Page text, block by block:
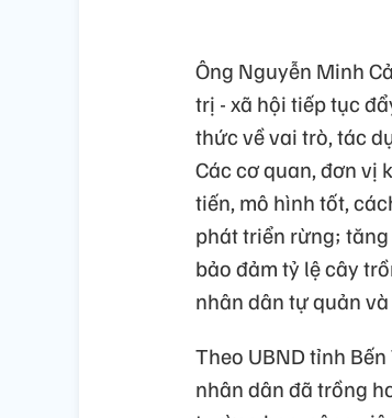
Ông Nguyễn Minh
trị - xã hội tiếp tục
thức về vai trò, tác
Các cơ quan, đơn vị
tiến, mô hình tốt,
phát triển rừng;
bảo đảm tỷ lệ cây
nhân dân tự quản
Theo UBND tỉnh
nhân dân đã trồng